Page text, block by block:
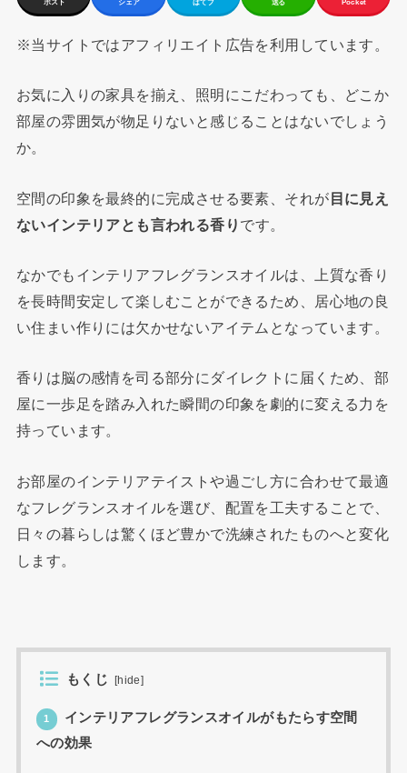
ポスト シェア はてブ 送る Pocket
※当サイトではアフィリエイト広告を利用しています。
お気に入りの家具を揃え、照明にこだわっても、どこか
部屋の雰囲気が物足りないと感じることはないでしょう
か。
空間の印象を最終的に完成させる要素、それが目に見え
ないインテリアとも言われる香り です。
なかでもインテリアフレグランスオイルは、上質な香り
を長時間安定して楽しむことができるため、居心地の良
い住まい作りには欠かせないアイテムとなっています。
香りは脳の感情を司る部分にダイレクトに届くため、部
屋に一歩足を踏み入れた瞬間の印象を劇的に変える力を
持っています。
お部屋のインテリアテイストや過ごし方に合わせて最適
なフレグランスオイルを選び、配置を工夫することで、
日々の暮らしは驚くほど豊かで洗練されたものへと変化
します。
もくじ [hide]
1
インテリアフレグランスオイルがもたらす空間
への効果